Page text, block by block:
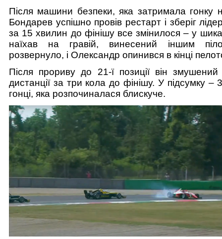
Після машини безпеки, яка затримала гонку
Бондарев успішно провів рестарт і зберіг
за 15 хвилин до фінішу все змінилося – у
наїхав на гравій, винесений іншим
розвернуло, і Олександр опинився в кінці
Після прориву до 21-ї позиції він
дистанції за три кола до фінішу. У підсумку –
гонці, яка розпочиналася блискуче.